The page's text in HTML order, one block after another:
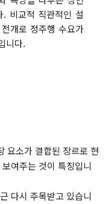
. 비교적 직관적인 설
개로 정주행 수요가
니다.
요소가 결합된 장르로 현
여주는 것이 특징입니
다시 주목받고 있습니